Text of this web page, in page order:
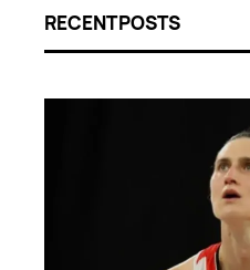
RECENT POSTS